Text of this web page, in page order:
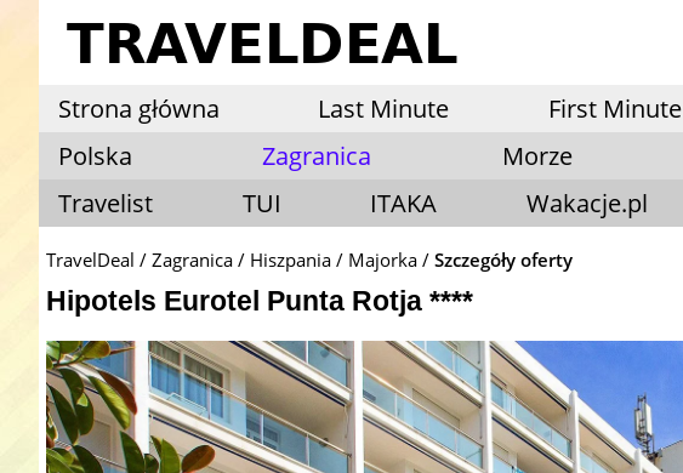
Strona główna Last Minute First Minute
Polska
Zagranica Morze
Travelist
TUI ITAKA Wakacje.pl
TravelDeal Zagranica Hiszpania Majorka Szczegóły oferty
Hipotels Eurotel Punta Rotja ****